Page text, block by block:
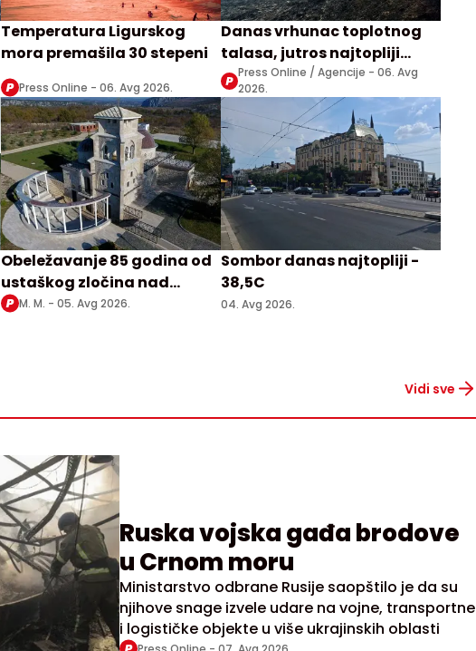
Temperatura Ligurskog
mora premašila 30 stepeni
Press Online - 06. Avg 2026.
Danas vrhunac toplotnog
talasa, jutros najtopliji
Zrenjanjin sa 30 stepeni
Press Online / Agencije -06. Avg
2026.
Obeležavanje 85 godina od
ustaškog zločina nad
Srbima u Prebilovcima
M. M. - 05. Avg 2026.
Sombor danas najtopliji -
38,5C
04. Avg 2026.
Vidi sve
Ruska vojska gađa brodove
u Crnom moru
Ministarstvo odbrane Rusije saopštilo je da su
njihove snage izvele udare na vojne, transportne
i logističke objekte u više ukrajinskih oblasti